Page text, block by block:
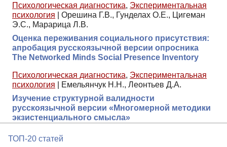
Психологическая диагностика, Экспериментальная
психология
Орешина Г.В., Гунделах О.Е., Цигеман
Э.С., Марарица Л.В.
Оценка переживания социального присутствия:
апробация русскоязычной версии опросника
The Networked Minds Social Presence Inventory
Психологическая диагностика, Экспериментальная
психология
Емельянчук Н.Н., Леонтьев Д.А.
Изучение структурной валидности
русскоязычной версии «Многомерной методики
экзистенциального смысла»
ТОП-20 статей